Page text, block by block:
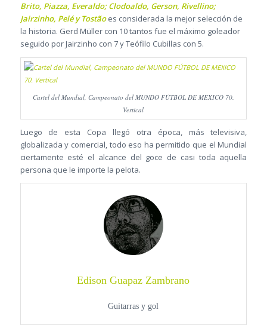
Brito, Piazza, Everaldo; Clodoaldo, Gerson, Rivellino;
Jairzinho, Pelé y Tostãoes considerada la mejor selección de
la historia. Gerd Müller con 10 tantos fue el máximo goleador
seguido por Jairzinho con 7 y Teófilo Cubillas con 5.
Cartel del Mundial, Campeonato del MUNDO FÚTBOL DE MEXICO 70.
Vertical
Luego de esta Copa llegó otra época, más televisiva,
globalizada y comercial, todo eso ha permitido que el Mundial
ciertamente esté el alcance del goce de casi toda aquella
persona que le importe la pelota.
Edison Guapaz Zambrano
Guitarras y gol